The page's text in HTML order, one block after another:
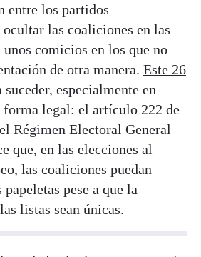
entre los partidos
las coaliciones en las
unos comicios en los que no
de otra manera. Este 26
especialmente en
legal: el artículo 222 de
Régimen Electoral General
que, en las elecciones al
las coaliciones puedan
pese a que la
listas sean únicas.